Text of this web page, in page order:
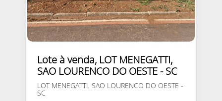
Lote à venda, LOT MENEGATTI,
SAO LOURENCO DO OESTE - SC
LOT MENEGATTI, SAO LOURENCO DO OESTE -
SC